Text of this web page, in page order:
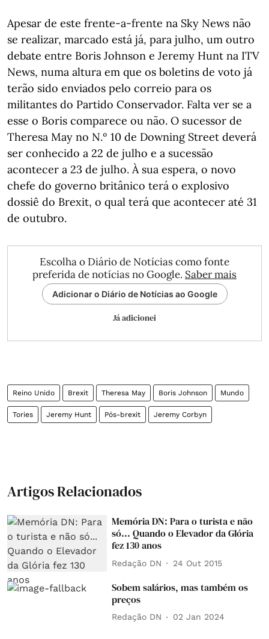
Apesar de este frente-a-frente na Sky News não
se realizar, marcado está já, para julho, um outro
debate entre Boris Johnson e Jeremy Hunt na ITV
News, numa altura em que os boletins de voto já
terão sido enviados pelo correio para os
militantes do Partido Conservador. Falta ver se a
esse o Boris comparece ou não. O sucessor de
Theresa May no N.º 10 de Downing Street deverá
ser conhecido a 22 de julho e a sucessão
acontecer a 23 de julho. À sua espera, o novo
chefe do governo britânico terá o explosivo
dossiê do Brexit, o qual terá que acontecer até 31
de outubro.
Escolha o Diário de Notícias como fonte
preferida de notícias no Google. Saber mais
Adicionar o Diário de Notícias ao Google
Já adicionei
Reino Unido Brexit Theresa May Boris Johnson Mundo
Tories Jeremy Hunt Pós-brexit Jeremy Corbyn
Artigos Relacionados
Memória DN: Para o turista e não
só... Quando o Elevador da Glória
fez 130 anos
Redação DN 24 Out 2015
Sobem salários, mas também os
preços
Redação DN 02 Jan 2024